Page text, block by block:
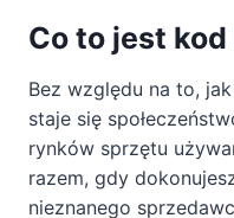
Co to jest kod
Bez względu na to,
staje się
rynków sprzętu
razem, gdy
nieznanego